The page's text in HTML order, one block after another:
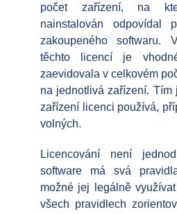
počet zařízení, na
nainstalován odpovídal
zakoupeného softwaru.
těchto licencí je
zaevidovala v celkovém
na jednotlivá zařízení. Tím
zařízení licenci používá,
volných.
Licencování není
software má svá
možné jej legálně
všech pravidlech